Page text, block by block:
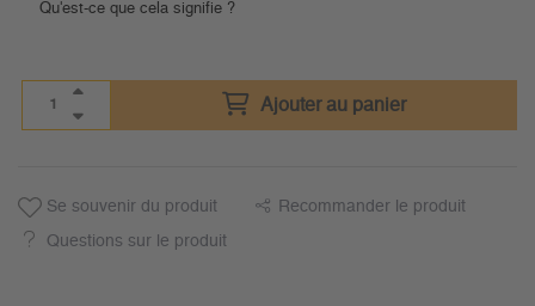
Qu'est-ce que cela signifie ?
Ajouter au panier
Se souvenir du produit Recommander le produit
Questions sur le produit